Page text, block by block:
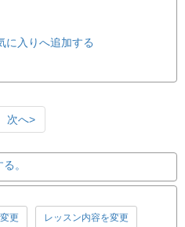
に入りへ追加する
次へ>
。
更 レッスン内容を変更